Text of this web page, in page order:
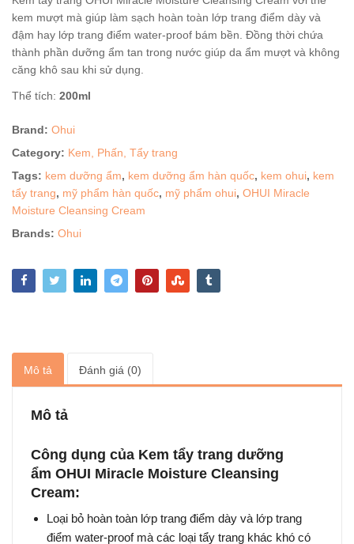
kem mượt mà giúp làm sạch hoàn toàn lớp trang điểm dày và
đậm hay lớp trang điểm water-proof bám bền. Đồng thời chứa
thành phần dưỡng ẩm tan trong nước giúp da ẩm mượt và không
căng khô sau khi sử dụng.
Thể tích: 200ml
Brand: Ohui
Category: Kem, Phấn, Tẩy trang
Tags: kem dưỡng ẩm, kem dưỡng ẩm hàn quốc, kem ohui, kem
tẩy trang, mỹ phẩm hàn quốc, mỹ phẩm ohui, OHUI Miracle
Moisture Cleansing Cream
Brands: Ohui
Mô tả Đánh giá (0)
Mô tả
Công dụng của Kem tẩy trang dưỡng
ẩm OHUI Miracle Moisture Cleansing
Cream:
Loại bỏ hoàn toàn lớp trang điểm dày và lớp trang
điểm water-proof mà các loại tẩy trang khác khó có